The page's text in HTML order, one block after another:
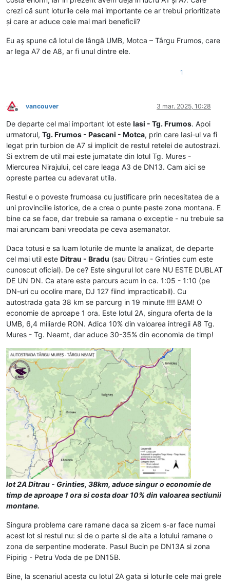
crezi că sunt loturile cele mai importante ce ar trebui prioritizate
și care ar aduce cele mai mari beneficii?
Eu aș spune că lotul de lângă UMB, Motca – Târgu Frumos, care
ar lega A7 de A8, ar fi unul dintre ele.
1
Deconectat
vancouver 3 mar. 2025, 10:28
De departe cel mai important lot este Iasi - Tg. Frumos. Apoi
urmatorul, Tg. Frumos - Pascani - Motca, prin care Iasi-ul va fi
legat prin turbion de A7 si implicit de restul retelei de autostrazi.
Si extrem de util mai este jumatate din lotul Tg. Mures -
Miercurea Nirajului, cel care leaga A3 de DN13. Cam aici se
opreste partea cu adevarat utila.
Restul e o poveste frumoasa cu justificare prin necesitatea de a
uni provinciile istorice, de a crea o punte peste zona montana. E
bine ca se face, dar trebuie sa ramana o exceptie - nu trebuie sa
mai aruncam bani vreodata pe ceva asemanator.
Daca totusi e sa luam loturile de munte la analizat, de departe
cel mai util este Ditrau - Bradu (sau Ditrau - Grinties cum este
cunoscut oficial). De ce? Este singurul lot care NU ESTE DUBLAT
DE UN DN. Ca atare este parcurs acum in ca. 1:05 - 1:10 (pe
DN-uri cu ocolire mare, DJ 127 fiind impracticabil). Cu
autostrada gata 38 km se parcurg in 19 minute !!!! BAM! O
economie de aproape 1 ora. Este lotul 2A, singura oferta de la
UMB, 6,4 miliarde RON. Adica 10% din valoarea intregii A8 Tg.
Mures - Tg. Neamt, dar aduce 30-35% din economia de timp!
lot 2A Ditrau - Grinties, 38km, aduce singur o economie de
timp de aproape 1 ora si costa doar 10% din valoarea sectiunii
montane.
Singura problema care ramane daca sa zicem s-ar face numai
acest lot si restul nu: si de o parte si de alta a lotului ramane o
zona de serpentine moderate. Pasul Bucin pe DN13A si zona
Pipirig - Petru Voda de pe DN15B.
Bine, la scenariul acesta cu lotul 2A gata si loturile cele mai grele